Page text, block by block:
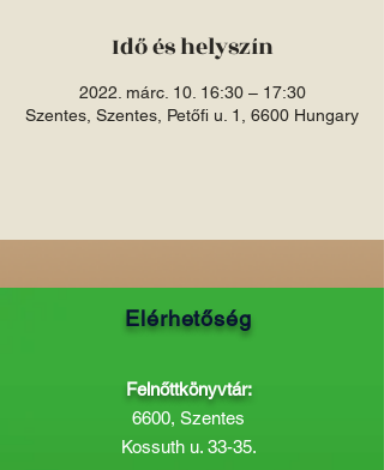
Idő és helyszín
2022. márc. 10. 16:30 – 17:30
Szentes, Szentes, Petőfi u. 1, 6600 Hungary
Elérhetőség
Felnőttkönyvtár:
6600, Szentes
Kossuth u. 33-35.